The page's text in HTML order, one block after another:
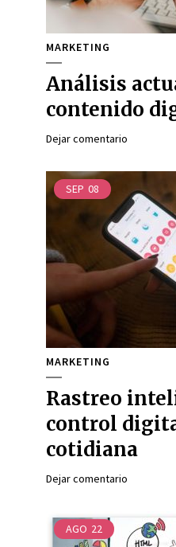
MARKETING
Análisis
contenido
Dejar comentario
SEP 08
MARKETING
Rastreo
control
cotidiana
Dejar comentario
AGO 22